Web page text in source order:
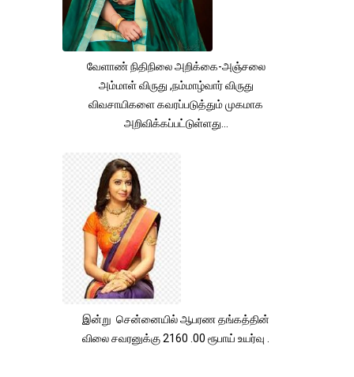
வேளாண் நிதிநிலை அறிக்கை-அஞ்சலை
அம்மாள் விருது ,நம்மாழ்வார் விருது
விவசாயிகளை கவரப்படுத்தும் முகமாக
அறிவிக்கப்பட்டுள்ளது...
இன்று சென்னையில் ஆபரண தங்கத்தின்
விலை சவரனுக்கு 2160 .00 ரூபாய் உயர்வு .